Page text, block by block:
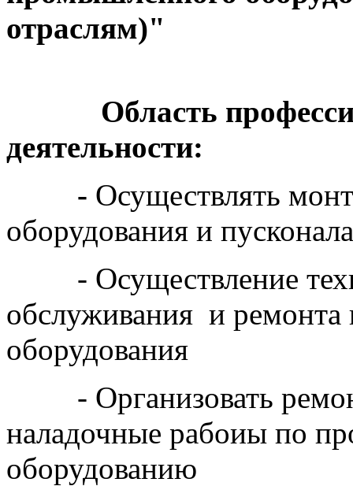
отраслям)"
Область
деятельности:
- Осуществлять
оборудования и
- Осуществление
обслуживания и
оборудования
- Организовать
наладочные рабоиы по
оборудованию